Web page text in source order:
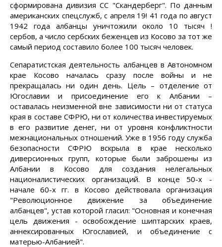
сформирована дивизия СС "Скандерберг". По данным
американских спецслужб, с апреля 19! 41 года по август
1942 года албанцы уничтожили около 10 тысяч !
сербов, а число сербских беженцев из Косово за тот же
самый период составило более 100 тысяч человек.
Сепаратистская деятельность албанцев в Автономном
крае Косово началась сразу после войны и не
прекращалась ни один день. Цель – отделение от
Югославии и присоединение его к Албании –
оставалась неизменной вне зависимости ни от статуса
края в составе СФРЮ, ни от количества инвестируемых
в его развитие денег, ни от уровня конфликтности
межнациональных отношений. Уже в 1956 году служба
безопасности СФРЮ вскрыла в крае несколько
диверсионных групп, которые были заброшены из
Албании в Косово для создания нелегальных
националистических организаций. В конце 50-х -
начале 60-х гг. в Косово действовала организация
"Революционное движение за объединение
албанцев", устав которой гласил: "Основная и конечная
цель движения - освобождение шиптарских краев,
аннексированных Югославией, и объединение с
матерью-Албанией".